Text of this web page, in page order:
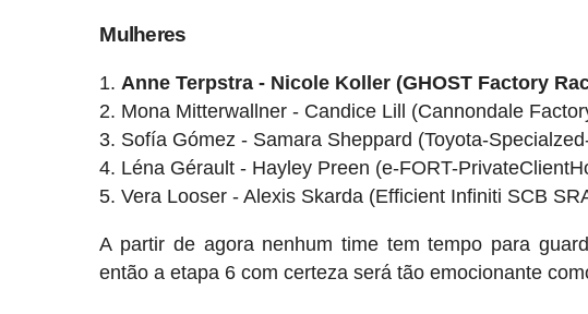
Mulheres
Anne Terpstra - Nicole Koller (GHOST Factory
Mona Mitterwallner - Candice Lill (Cannondale
Sofía Gómez - Samara Sheppard (Toyota-
Léna Gérault - Hayley Preen (e-FORT-
Vera Looser - Alexis Skarda (Efficient Infiniti SCB
A partir de agora nenhum time tem tempo para
então a etapa 6 com certeza será tão emocionante